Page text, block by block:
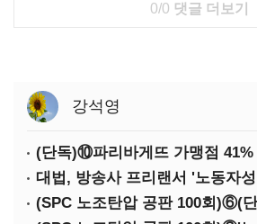
0/0 댓글 더보기
강석영